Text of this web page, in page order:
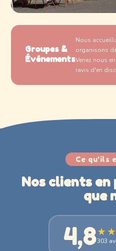
Groupes &
Événements
Nous
organisons
Venez nous
ravis d'en
Ce qu'ils
Nos clients
que
4,8303